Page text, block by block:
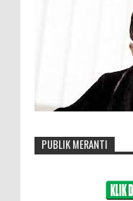
PUBLIK MERANTI